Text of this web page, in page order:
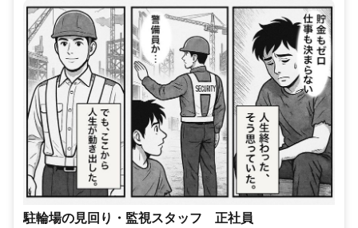
駐輪場の見回り・監視スタッフ 正社員